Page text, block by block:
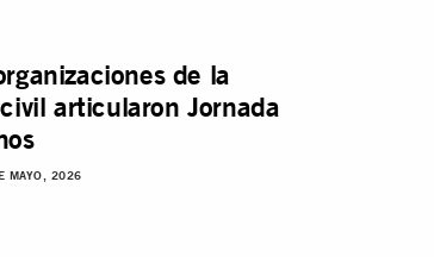
de la
articularon Jornada
MAYO, 2026